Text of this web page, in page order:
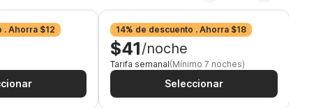
. Ahorra $12 14% de descuento . Ahorra $18
$41/noche
Tarifa semanal(Mínimo 7 noches)
Seleccionar